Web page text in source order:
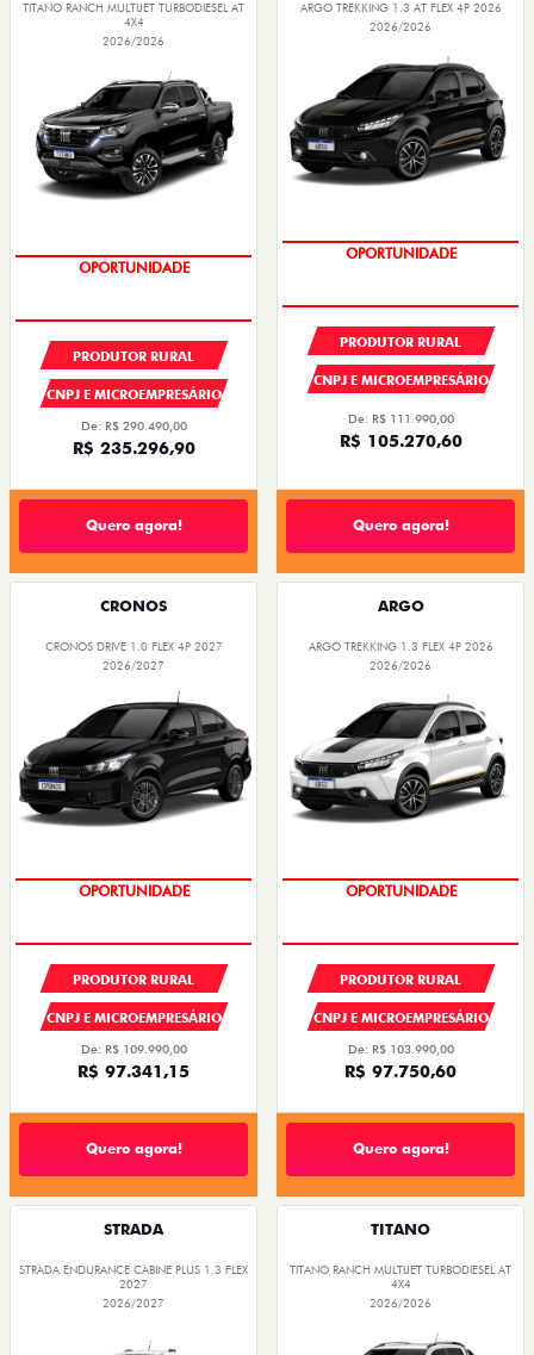
TITANO RANCH MULTIJET TURBODIESEL AT
4X4
2026/2026
CONDIÇÃO IMPERDÍVEL
PRODUTOR RURAL
CNPJ E MICROEMPRESÁRIO
De: R$ 290.490,00
R$ 235.296,90
Quero agora!
ARGO TREKKING 1.3 AT FLEX 4P 2026
2026/2026
CONDIÇÃO IMPERDÍVEL
PRODUTOR RURAL
CNPJ E MICROEMPRESÁRIO
De: R$ 111.990,00
R$ 105.270,60
Quero agora!
CRONOS
CRONOS DRIVE 1.0 FLEX 4P 2027
2026/2027
OPORTUNIDADE
PRODUTOR RURAL
CNPJ E MICROEMPRESÁRIO
De: R$ 109.990,00
R$ 97.341,15
Quero agora!
ARGO
ARGO TREKKING 1.3 FLEX 4P 2026
2026/2026
CONDIÇÃO IMPERDÍVEL
PRODUTOR RURAL
CNPJ E MICROEMPRESÁRIO
De: R$ 103.990,00
R$ 97.750,60
Quero agora!
STRADA
STRADA ENDURANCE CABINE PLUS 1.3 FLEX
2027
2026/2027
TITANO
TITANO RANCH MULTIJET TURBODIESEL AT
4X4
2026/2026